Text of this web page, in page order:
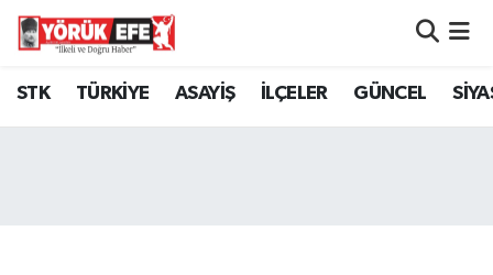
STK TÜRKİYE ASAYİŞ İLÇELER GÜNCEL
Aydın Nöbetçi Eczaneler